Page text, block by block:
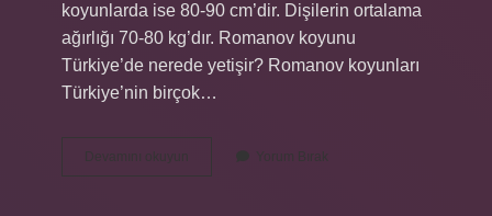
koyunlarda ise 80-90 cm’dir. Dişilerin ortalama
ağırlığı 70-80 kg’dır. Romanov koyunu
Türkiye’de nerede yetişir? Romanov koyunları
Türkiye’nin birçok…
Devamını okuyun
Koyun
Yorum Bırak